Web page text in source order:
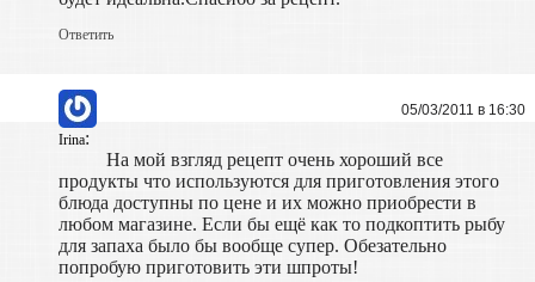
Ответить
Irina:
05/03/2011 в 16:30
На мой взгляд рецепт очень хороший все
продукты что используются для приготовления этого
блюда доступны по цене и их можно приобрести в
любом магазине. Если бы ещё как то подкоптить рыбу
для запаха было бы вообще супер. Обезательно
попробую приготовить эти шпроты!